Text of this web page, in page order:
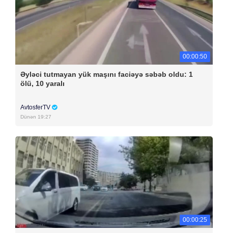
00:00:50
Əyləci tutmayan yük maşını faciəyə səbəb oldu: 1
ölü, 10 yaralı
AvtosferTV
Dünən 19:27
00:00:25